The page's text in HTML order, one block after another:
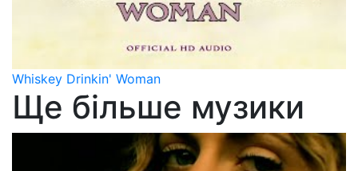
Whiskey Drinkin' Woman
Ще більше музики